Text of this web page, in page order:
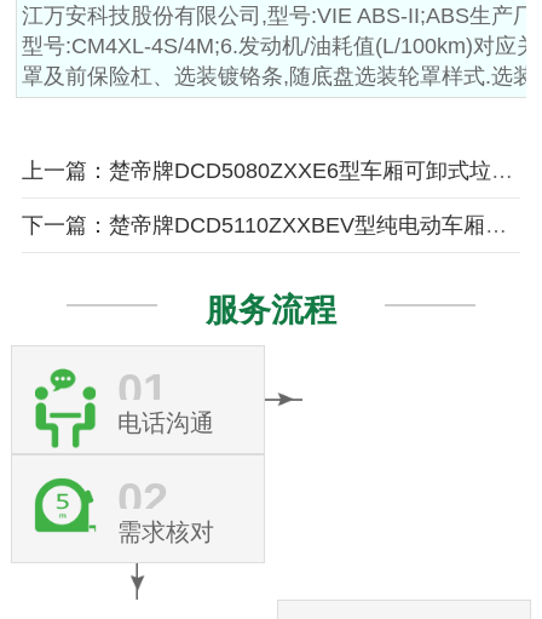
江万安科技股份有限公司,型号:VIE ABS-II;ABS生产
型号:CM4XL-4S/4M;6.发动机/油耗值(L/100km)对应
罩及前保险杠、选装镀铬条,随底盘选装轮罩样式.选
上一篇：楚帝牌DCD5080ZXXE6型车厢可卸式垃圾车
下一篇：楚帝牌DCD5110ZXXBEV型纯电动车厢可卸式垃圾车
服务流程
01
电话沟通
02
需求核对